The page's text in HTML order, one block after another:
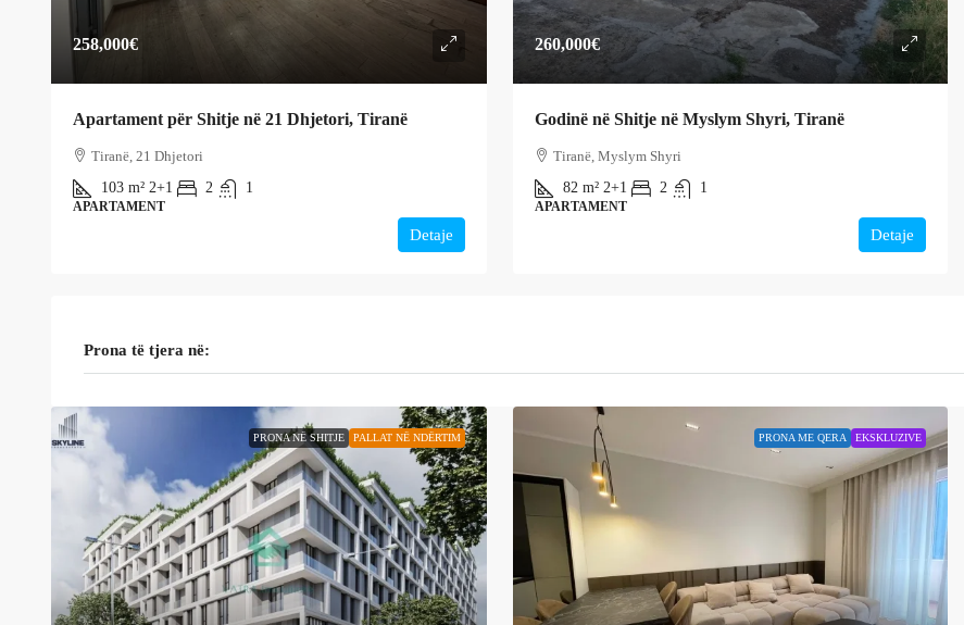
258,000€
Apartament për Shitje në 21 Dhjetori, Tiranë
Tiranë, 21 Dhjetori
103 m² 2+1 2 1
APARTAMENT
Detaje
260,000€
Godinë në Shitje në Myslym Shyri, Tiranë
Tiranë, Myslym Shyri
82 m² 2+1 2 1
APARTAMENT
Detaje
Prona të tjera në:
PRONA NË SHITJE PALLAT NË NDËRTIM PRONA ME QERA EKSKLUZIVE